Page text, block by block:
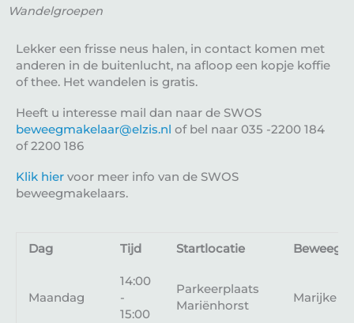
Wandelgroepen
Lekker een frisse neus halen, in contact komen met
anderen in de buitenlucht, na afloop een kopje koffie
of thee. Het wandelen is gratis.
Heeft u interesse mail dan naar de SWOS
beweegmakelaar@elzis.nl of bel naar 035 -2200 184
of 2200 186
Klik hier voor meer info van de SWOS
beweegmakelaars.
Dag Tijd Startlocatie
Maandag
14:00
-
15:00
Parkeerplaats
Mariënhorst
Marijke